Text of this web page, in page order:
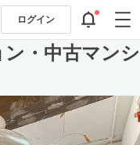
ログイン
・中古マンシ